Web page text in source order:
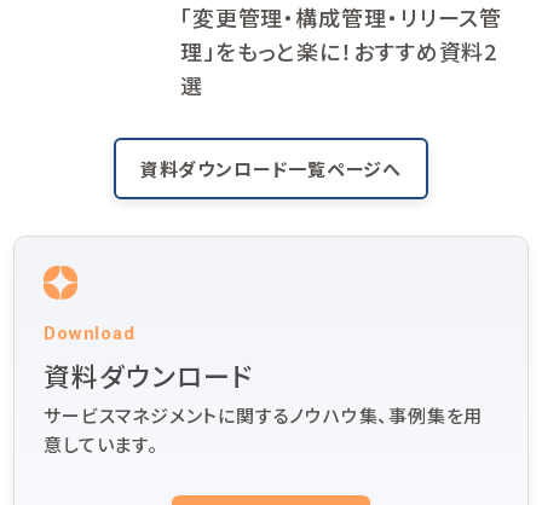
「変更管理・構成管理・リリース管
理」をもっと楽に！おすすめ資料2
選
資料ダウンロード一覧ページへ
Download
資料ダウンロード
サービスマネジメントに関するノウハウ集、事例集を用
意しています。